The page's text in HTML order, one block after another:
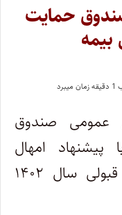
حمایت
بیمه
عمومی صندوق
امهال
پرداخت حق بیمه کارآموزان قبولی سال ۱۴۰۲